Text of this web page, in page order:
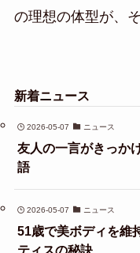
の理想の体型が、
新着ニュース
2026-05-07 ニュース
友人の一言がきっか
語
2026-05-07 ニュース
51歳で美ボディを維
ティスの秘訣